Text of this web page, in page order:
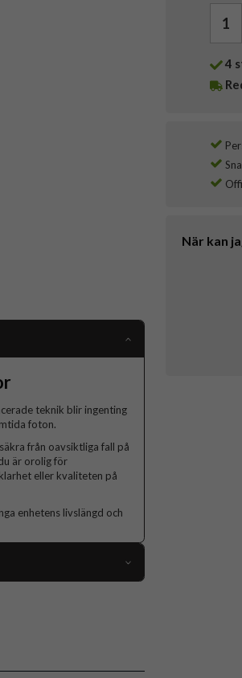
4
När kan
teknik blir ingenting
foton.
från oavsiktliga fall på
är orolig för
eller kvaliteten på
enhetens livslängd och
Full size